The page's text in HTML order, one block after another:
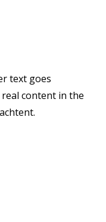
text goes
content in the